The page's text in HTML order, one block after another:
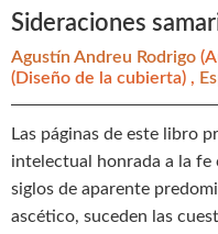
Sideraciones
Agustín Andreu Rodrigo
(Diseño de la cubierta) ,
Las páginas de este libro
intelectual honrada a la fe
siglos de aparente
ascético, suceden las